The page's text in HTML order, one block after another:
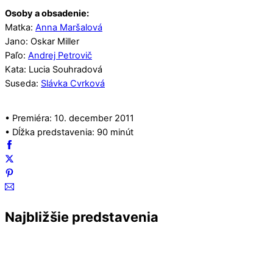
Osoby a obsadenie:
Matka: Anna Maršalová
Jano: Oskar Miller
Paľo: Andrej Petrovič
Kata: Lucia Souhradová
Suseda: Slávka Cvrková
• Premiéra: 10. december 2011
• Dĺžka predstavenia: 90 minút
Najbližšie predstavenia